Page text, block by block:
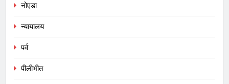
नोएडा
न्यायालय
पर्व
पीलीभीत